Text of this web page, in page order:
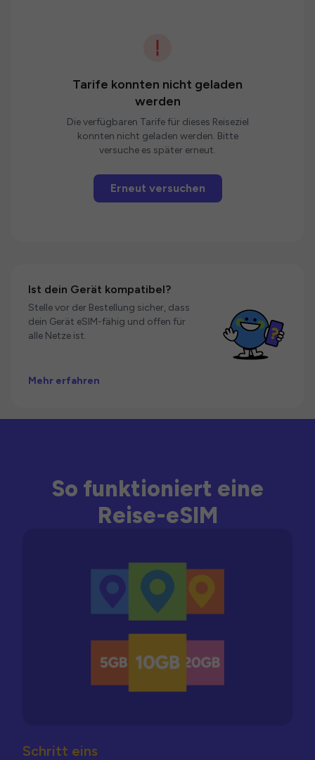
Tarife konnten nicht geladen
werden
Die verfügbaren Tarife für dieses Reiseziel
konnten nicht geladen werden. Bitte
versuche es später erneut.
Erneut versuchen
Ist dein Gerät kompatibel?
Stelle vor der Bestellung sicher, dass
dein Gerät eSIM-fähig und offen für
alle Netze ist.
Mehr erfahren
So funktioniert eine
Reise-eSIM
Schritt eins